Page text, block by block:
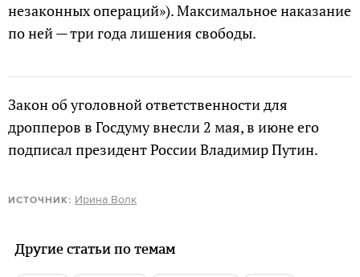
незаконных операций»). Максимальное наказание
по ней — три года лишения свободы.
Закон об уголовной ответственности для
дропперов в Госдуму внесли 2 мая, в июне его
подписал президент России Владимир Путин.
ИСТОЧНИК: Ирина Волк
Другие статьи по темам